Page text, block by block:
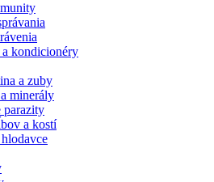
a kondicionéry
a zuby
minerály
parazity
a kostí